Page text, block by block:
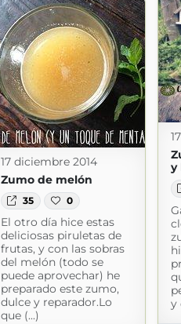
y
y
17 diciembre 2014
Zumo de melón
35 0
El otro día hice estas
deliciosas piruletas de
frutas, y con las sobras
del melón (todo se
puede aprovechar) he
preparado este zumo,
dulce y reparador.Lo
que (...)